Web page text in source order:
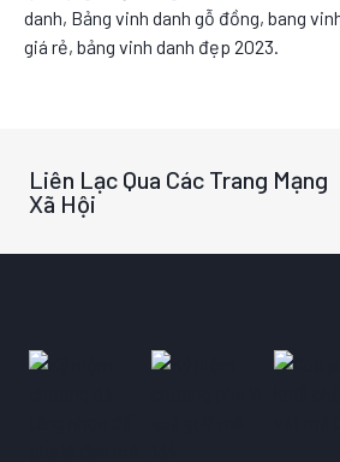
danh, Bảng vinh danh gỗ đồng, bang
giá rẻ, bảng vinh danh đẹp 2023.
Liên Lạc Qua Các Trang Mạng
Xã Hội